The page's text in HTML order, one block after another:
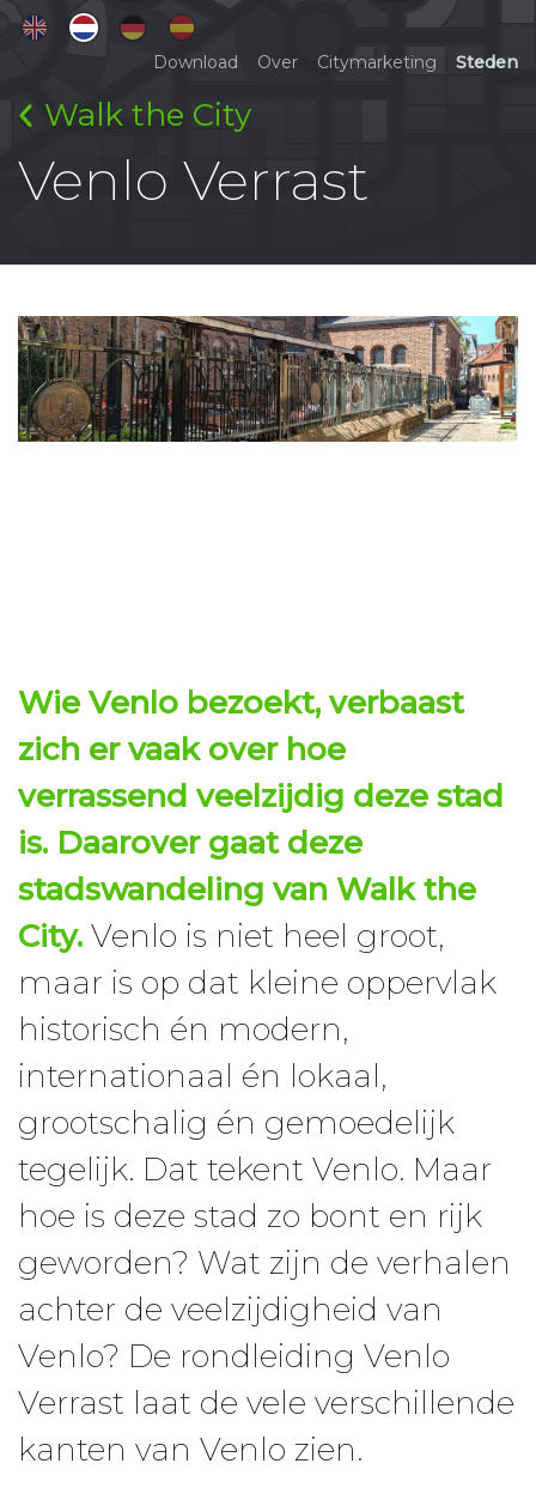
Download Over Citymarketing Steden
Walk the City
Venlo Verrast
Wie Venlo bezoekt, verbaast
zich er vaak over hoe
verrassend veelzijdig deze stad
is. Daarover gaat deze
stadswandeling van Walk the
City. Venlo is niet heel groot,
maar is op dat kleine oppervlak
historisch én modern,
internationaal én lokaal,
grootschalig én gemoedelijk
tegelijk. Dat tekent Venlo. Maar
hoe is deze stad zo bont en rijk
geworden? Wat zijn de verhalen
achter de veelzijdigheid van
Venlo? De rondleiding Venlo
Verrast laat de vele verschillende
kanten van Venlo zien.